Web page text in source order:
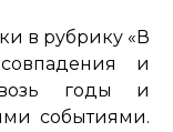
в рубрику «В
и
годы и
событиями.